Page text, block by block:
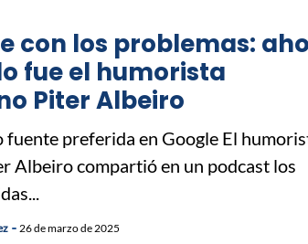
con los problemas:
fue el humorista
Piter Albeiro
fuente preferida en Google El
Albeiro compartió en un podcast los
26 de marzo de 2025